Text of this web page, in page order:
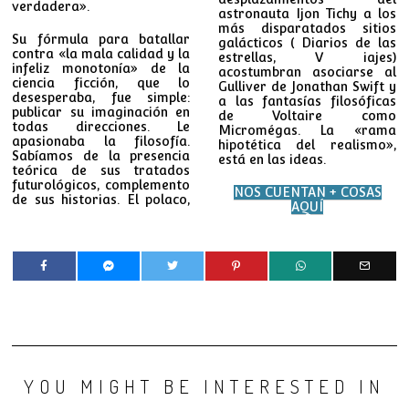
verdadera».
Su fórmula para batallar
contra «la mala calidad y la
infeliz monotonía» de la
ciencia ficción, que lo
desesperaba, fue simple:
publicar su imaginación en
todas direcciones. Le
apasionaba la filosofía.
Sabíamos de la presencia
teórica de sus tratados
futurológicos, complemento
de sus historias. El polaco,
astronauta Ijon Tichy a los
más disparatados sitios
galácticos ( Diarios de las
estrellas, V iajes)
acostumbran asociarse al
Gulliver de Jonathan Swift y
a las fantasías filosóficas
de Voltaire como
Micromégas. La «rama
hipotética del realismo»,
está en las ideas.
NOS CUENTAN + COSAS
AQUÍ
YOU MIGHT BE INTERESTED IN